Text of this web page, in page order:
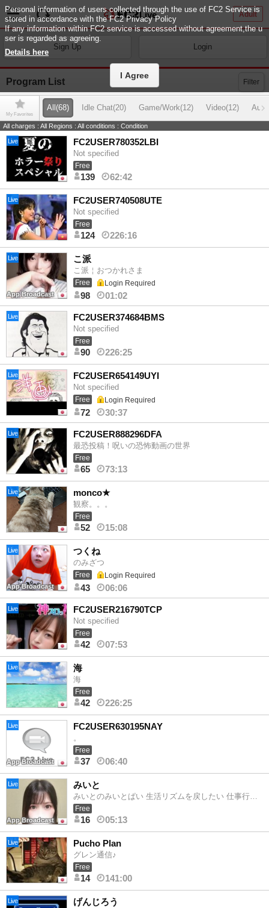
Personal information of users collected through the use of FC2 Service is
stored in accordance with the FC2 Privacy Policy
If any information within FC2 service is accessed without agreement,the u
ser is regarded as agreeing.
Details here
I Agree
Adult
Live
Sign Up Login
Program List Filter
My Favorites
All (68) Idle Chat(20) Game/Work(12) Video(12)
All charges : All Regions : All conditions : Condition
Live FC2USER780352LBI
Not specified
Free
139 62:42
Live FC2USER740508UTE
Not specified
Free
124 226:16
Live
App Broadcast
こ派
こ派￤おつかれさま
Free Login Required
98 01:02
Live FC2USER374684BMS
Not specified
Free
90 226:25
Live FC2USER654149UYI
Not specified
Free Login Required
72 30:37
Live FC2USER888296DFA
最恐投稿！呪いの恐怖動画の世界
Free
65 73:13
Live monco★
観察。。。
Free
52 15:08
Live
App Broadcast
つくね
のみざつ
Free Login Required
43 06:06
Live FC2USER216790TCP
Not specified
Free
42 07:53
Live 海
海
Free
42 226:25
Live
App Broadcast
FC2USER630195NAY
。
Free
37 06:40
Live
App Broadcast
みいと
みいとのみいとぱい 生活リズムを戻したい 仕事行きたくない
Free
16 05:13
Live Pucho Plan
グレン通信♪
Free
14 141:00
Live げんじろう